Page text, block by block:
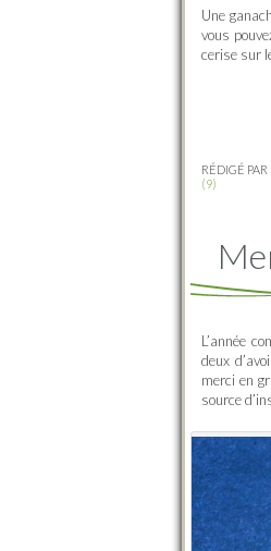
Une
vous
cerise sur
RÉDIGÉ PAR
(9)
L’année
deux
merci en
source